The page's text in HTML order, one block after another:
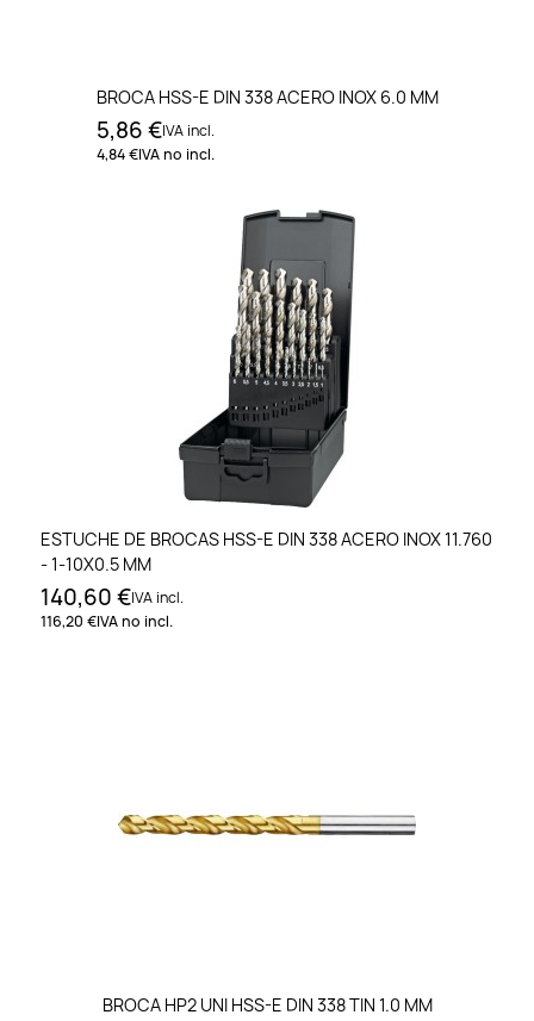
BROCA HSS-E DIN 338 ACERO INOX 6.0 MM
5,86 €IVA incl.
4,84 €IVA no incl.
ESTUCHE DE BROCAS HSS-E DIN 338 ACERO INOX 11.760
- 1-10X0.5 MM
140,60 €IVA incl.
116,20 €IVA no incl.
BROCA HP2 UNI HSS-E DIN 338 TIN 1.0 MM